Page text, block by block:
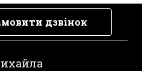
дзвінок